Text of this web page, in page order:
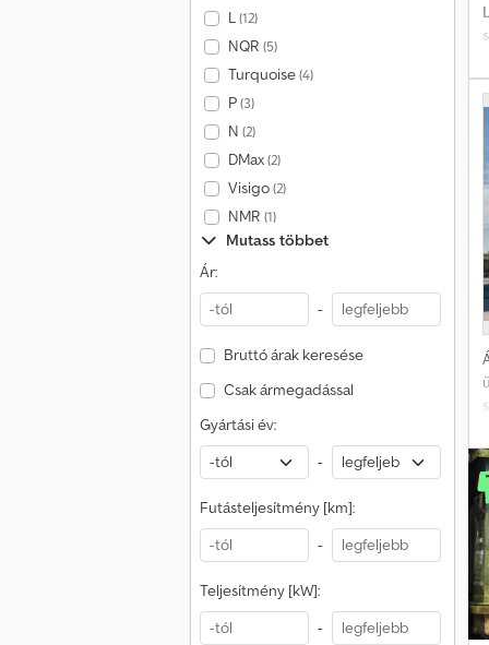
L(12)
NQR (5)
Turquoise(4)
P(3)
N (2)
DMax(2)
Visigo(2)
NMR (1)
Mutass többet
Ár:
-
Bruttó árak keresése
Csak ármegadással
Gyártási év:
-
Futásteljesítmény [km]:
-
Teljesítmény [kW]:
-